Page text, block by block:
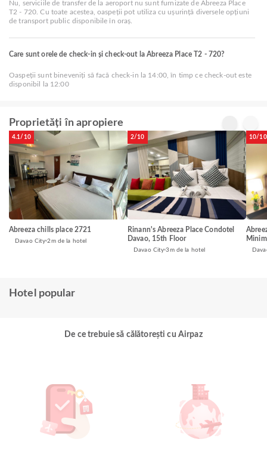
Nu, serviciile de transfer de la aeroport nu sunt furnizate de Abreeza Place
T2 - 720. Cu toate acestea, oaspeții pot utiliza cu ușurință diversele opțiuni
de transport public disponibile în oraș.
Care sunt orele de check-in și check-out la Abreeza Place T2 - 720?
Oaspeții sunt bineveniți să facă check-in la 14:00, în timp ce check-out este
disponibil la 12:00
Proprietăți în apropiere
4.1/10
Abreeza chills place 2721
Davao City 2m de la hotel
2/10
Rinann's Abreeza Place Condotel
Davao, 15th Floor
Davao City 3m de la hotel
10/10
Hotel popular
De ce trebuie să călătorești cu Airpaz